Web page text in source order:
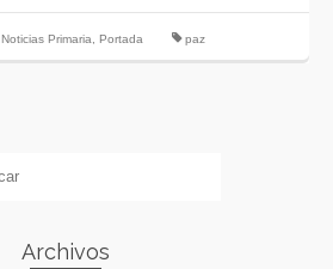
Noticias Primaria Portada paz
Archivos